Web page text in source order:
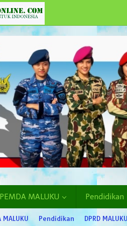
PEMDA MALUKU Pendidikan
MALUKU Pendidikan DPRD MALUKU